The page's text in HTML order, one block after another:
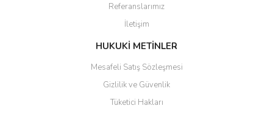
Ürün bilgilerinde hatalar bulunuyor.
Ürün fiyatı diğer sitelerden daha pahalı.
Bu ürüne benzer farklı alternatifler olmalı.
Referanslarımız
İletişim
HUKUKİ METİNLER
Mesafeli Satış Sözleşmesi
Gizlilik ve Güvenlik
Tüketici Hakları